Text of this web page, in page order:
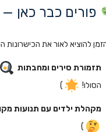
פורים כבר כאן
להוציא לאור את הכישרונות
תזמורת סירים ומחבתות
הסולו!
)
מקהלת ילדים עם תנועות
)